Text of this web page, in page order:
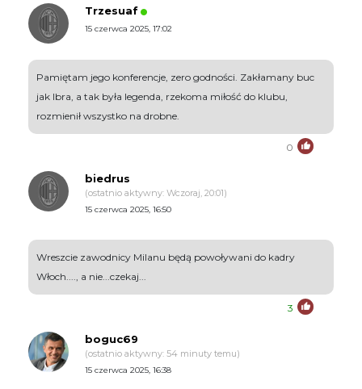
Trzesuaf
15 czerwca 2025, 17:02
Pamiętam jego konferencje, zero godności. Zakłamany buc
jak Ibra, a tak była legenda, rzekoma miłość do klubu,
rozmienił wszystko na drobne.
0
biedrus
(ostatnio aktywny: Wczoraj, 20:01)
15 czerwca 2025, 16:50
Wreszcie zawodnicy Milanu będą powoływani do kadry
Włoch...., a nie...czekaj...
3
boguc69
(ostatnio aktywny: 54 minuty temu)
15 czerwca 2025, 16:38